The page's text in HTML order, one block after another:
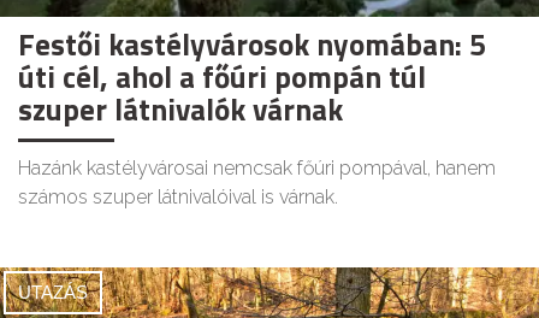
Festői kastélyvárosok nyomában: 5
úti cél, ahol a főúri pompán túl
szuper látnivalók várnak
Hazánk kastélyvárosai nemcsak főúri pompával, hanem
számos szuper látnivalóival is várnak.
UTAZÁS